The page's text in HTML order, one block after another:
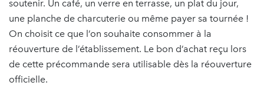
soutenir. Un café, un verre en terrasse, un plat du jour,
une planche de charcuterie ou même payer sa tournée !
On choisit ce que l’on souhaite consommer à la
réouverture de l’établissement. Le bon d’achat reçu lors
de cette précommande sera utilisable dès la réouverture
officielle.